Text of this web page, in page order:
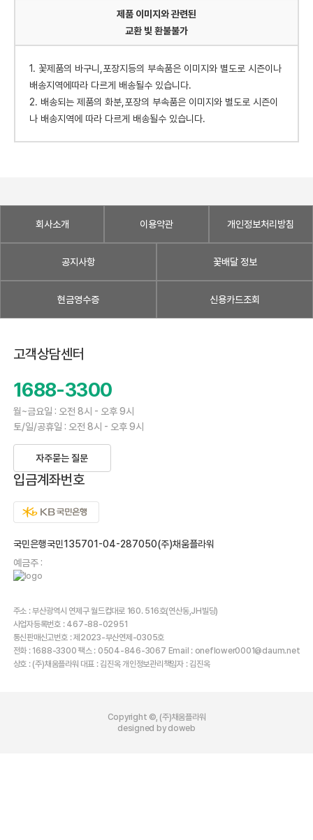
제품 이미지와 관련된
교환 빛 환불불가
1. 꽃제품의 바구니,포장지등의 부속품은 이미지와 별도로 시즌이나
배송지역에따라 다르게 배송될수 있습니다.
2. 배송되는 제품의 화분,포장의 부속품은 이미지와 별도로 시즌이
나 배송지역에 따라 다르게 배송될수 있습니다.
회사소개 이용약관 개인정보처리방침
공지사항 꽃배달 정보
현금영수증 신용카드조회
고객상담센터
1688-3300
월~금요일 : 오전 8시 - 오후 9시
토/일/공휴일 : 오전 8시 - 오후 9시
자주묻는 질문
입금계좌번호
국민은행국민135701-04-287050(주)채움플라워
예금주 :
주소 : 부산광역시 연제구 월드컵대로 160. 516호(연산동,JH빌딩)
사업자등록번호 : 467-88-02951
통신판매신고번호 : 제2023-부산연제-0305호
전화 : 1688-3300 팩스 : 0504-846-3067 Email : oneflower0001@daum.net
상호 : (주)채움플라워 대표 : 김진옥 개인정보관리책임자 : 김진옥
Copyright ©, (주)채움플라워
designed by doweb